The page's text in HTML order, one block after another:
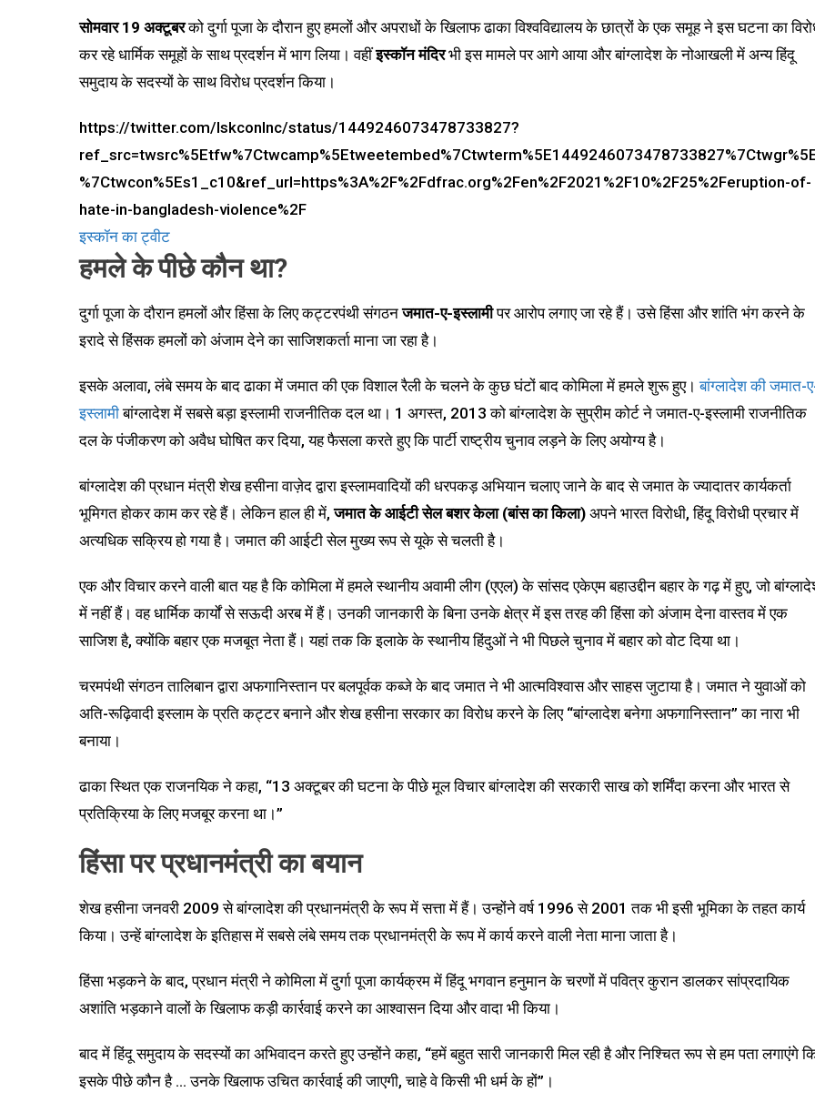
सोमवार 19 अक्टूबरको दुर्गा पूजा के दौरान हुए हमलों और अपराधों के खिलाफ ढाका विश्वविद्यालय के छात्रों के एक समूह ने इस घटना का
कर रहे धार्मिक समूहों के साथ प्रदर्शन में भाग लिया। वहींइस्कॉन मंदिरभी इस मामले पर आगे आया और बांग्लादेश के नोआखली में अन्य हिंदू
समुदाय के सदस्यों के साथ विरोध प्रदर्शन किया।
https://twitter.com/IskconInc/status/1449246073478733827?
%7Ctwcon%5Es1_c10&ref_url=https%3A%2F%2Fdfrac.org%2Fen%2F2021%2F10%2F25%2Feruption-of-
hate-in-bangladesh-violence%2F
इस्कॉन का ट्वीट
हमले के पीछे कौन था?
दुर्गा पूजा के दौरान हमलों और हिंसा के लिए कट्टरपंथी संगठनजमात-ए-इस्लामीपर आरोप लगाए जा रहे हैं। उसे हिंसा और शांति भंग करने के
इरादे से हिंसक हमलों को अंजाम देने का साजिशकर्ता माना जा रहा है।
इसके अलावा, लंबे समय के बाद ढाका में जमात की एक विशाल रैली के चलने के कुछ घंटों बाद कोमिला में हमले शुरू हुए।बांग्लादेश की जमात-
इस्लामीबांग्लादेश में सबसे बड़ा इस्लामी राजनीतिक दल था। 1 अगस्त, 2013 को बांग्लादेश के सुप्रीम कोर्ट ने जमात-ए-इस्लामी राजनीतिक
दल के पंजीकरण को अवैध घोषित कर दिया, यह फैसला करते हुए कि पार्टी राष्ट्रीय चुनाव लड़ने के लिए अयोग्य है।
बांग्लादेश की प्रधान मंत्री शेख हसीना वाज़ेद द्वारा इस्लामवादियों की धरपकड़ अभियान चलाए जाने के बाद से जमात के ज्यादातर कार्यकर्ता
भूमिगत होकर काम कर रहे हैं। लेकिन हाल ही में,जमात के आईटी सेल बशर केला (बांस का किला) अपने भारत विरोधी, हिंदू विरोधी प्रचार में
अत्यधिक सक्रिय हो गया है। जमात की आईटी सेल मुख्य रूप से यूके से चलती है।
एक और विचार करने वाली बात यह है कि कोमिला में हमले स्थानीय अवामी लीग (एएल) के सांसद एकेएम बहाउद्दीन बहार के गढ़ में हुए, जो
में नहीं हैं। वह धार्मिक कार्यों से सऊदी अरब में हैं। उनकी जानकारी के बिना उनके क्षेत्र में इस तरह की हिंसा को अंजाम देना वास्तव में एक
साजिश है, क्योंकि बहार एक मजबूत नेता हैं। यहां तक कि इलाके के स्थानीय हिंदुओं ने भी पिछले चुनाव में बहार को वोट दिया था।
चरमपंथी संगठन तालिबान द्वारा अफगानिस्तान पर बलपूर्वक कब्जे के बाद जमात ने भी आत्मविश्वास और साहस जुटाया है। जमात ने युवाओं को
अति-रूढ़िवादी इस्लाम के प्रति कट्टर बनाने और शेख हसीना सरकार का विरोध करने के लिए “बांग्लादेश बनेगा अफगानिस्तान” का नारा भी
बनाया।
ढाका स्थित एक राजनयिक ने कहा, “13 अक्टूबर की घटना के पीछे मूल विचार बांग्लादेश की सरकारी साख को शर्मिंदा करना और भारत से
प्रतिक्रिया के लिए मजबूर करना था।”
हिंसा पर प्रधानमंत्री का बयान
शेख हसीना जनवरी 2009 से बांग्लादेश की प्रधानमंत्री के रूप में सत्ता में हैं। उन्होंने वर्ष 1996 से 2001 तक भी इसी भूमिका के तहत कार्य
किया। उन्हें बांग्लादेश के इतिहास में सबसे लंबे समय तक प्रधानमंत्री के रूप में कार्य करने वाली नेता माना जाता है।
हिंसा भड़कने के बाद, प्रधान मंत्री ने कोमिला में दुर्गा पूजा कार्यक्रम में हिंदू भगवान हनुमान के चरणों में पवित्र कुरान डालकर सांप्रदायिक
अशांति भड़काने वालों के खिलाफ कड़ी कार्रवाई करने का आश्वासन दिया और वादा भी किया।
बाद में हिंदू समुदाय के सदस्यों का अभिवादन करते हुए उन्होंने कहा, “हमें बहुत सारी जानकारी मिल रही है और निश्चित रूप से हम पता लगाएंगे
इसके पीछे कौन है … उनके खिलाफ उचित कार्रवाई की जाएगी, चाहे वे किसी भी धर्म के हों”।